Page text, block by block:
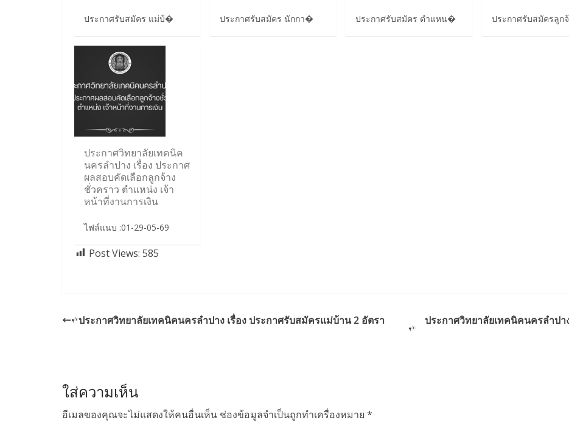
ประกาศรับสมัคร แม่บ้� ประกาศรับสมัคร นักกา� ประกาศรับสมัคร ตำแหน� ประกาศรับสมัครลูก
ประกาศวิทยาลัยเทคนิค
นครลำปาง เรื่อง ประกาศ
ผลสอบคัดเลือกลูกจ้าง
ชั่วคราว ตำแหน่ง เจ้า
หน้าที่งานการเงิน
ไฟล์แนบ :01-29-05-69
Post Views: 585
ประกาศวิทยาลัยเทคนิคนครลำปาง เรื่อง ประกาศรับสมัครแม่บ้าน 2 อัตรา
ประกาศวิทยาลัยเทคนิคนครลำป
ใส่ความเห็น
อีเมลของคุณจะไม่แสดงให้คนอื่นเห็น ช่องข้อมูลจำเป็นถูกทำเครื่องหมาย *